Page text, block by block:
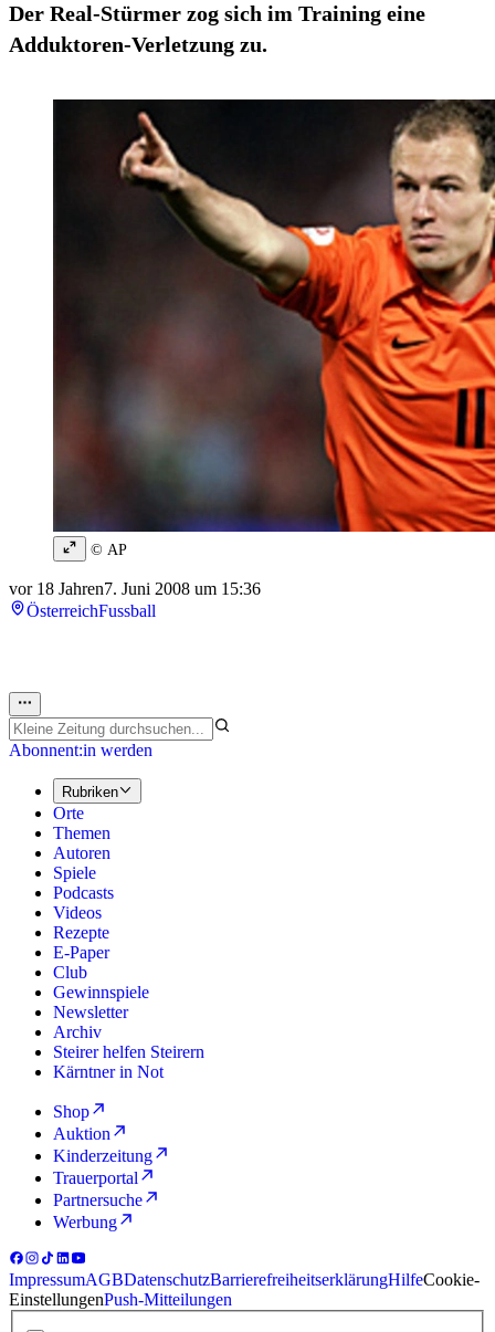
Der Real-Stürmer zog sich im Training eine
Adduktoren-Verletzung zu.
© AP
vor 18 Jahren7. Juni 2008 um 15:36
ÖsterreichFussball
Abonnent:in werden
Rubriken
Orte
Themen
Autoren
Spiele
Podcasts
Videos
Rezepte
E-Paper
Club
Gewinnspiele
Newsletter
Archiv
Steirer helfen Steirern
Kärntner in Not
Shop
Auktion
Kinderzeitung
Trauerportal
Partnersuche
Werbung
ImpressumAGBDatenschutzBarrierefreiheitserklärungHilfeCookie-
EinstellungenPush-Mitteilungen